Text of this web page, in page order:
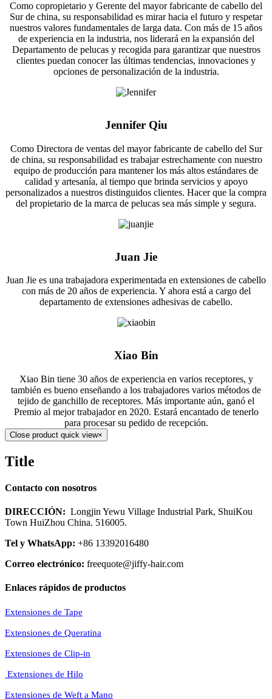
Como copropietario y Gerente del mayor fabricante de cabello del
Sur de china, su responsabilidad es mirar hacia el futuro y respetar
nuestros valores fundamentales de larga data. Con más de 15 años
de experiencia en la industria, nos liderará en la expansión del
Departamento de pelucas y recogida para garantizar que nuestros
clientes puedan conocer las últimas tendencias, innovaciones y
opciones de personalización de la industria.
Jennifer Qiu
Como Directora de ventas del mayor fabricante de cabello del Sur
de china, su responsabilidad es trabajar estrechamente con nuestro
equipo de producción para mantener los más altos estándares de
calidad y artesanía, al tiempo que brinda servicios y apoyo
personalizados a nuestros distinguidos clientes. Hacer que la compra
del propietario de la marca de pelucas sea más simple y segura.
Juan Jie
Juan Jie es una trabajadora experimentada en extensiones de cabello
con más de 20 años de experiencia. Y ahora está a cargo del
departamento de extensiones adhesivas de cabello.
Xiao Bin
Xiao Bin tiene 30 años de experiencia en varios receptores, y
también es bueno enseñando a los trabajadores varios métodos de
tejido de ganchillo de receptores. Más importante aún, ganó el
Premio al mejor trabajador en 2020. Estará encantado de tenerlo
para procesar su pedido de recepción.
Close product quick view×
Title
Contacto con nosotros
DIRECCIÓN: Longjin Yewu Village Industrial Park, ShuiKou
Town HuiZhou China. 516005.
Tel y WhatsApp: +86 13392016480
Correo electrónico: freequote@jiffy-hair.com
Enlaces rápidos de productos
Extensiones de Tape
Extensiones de Queratina
Extensiones de Clip-in
Extensiones de Hilo
Extensiones de Weft a Mano